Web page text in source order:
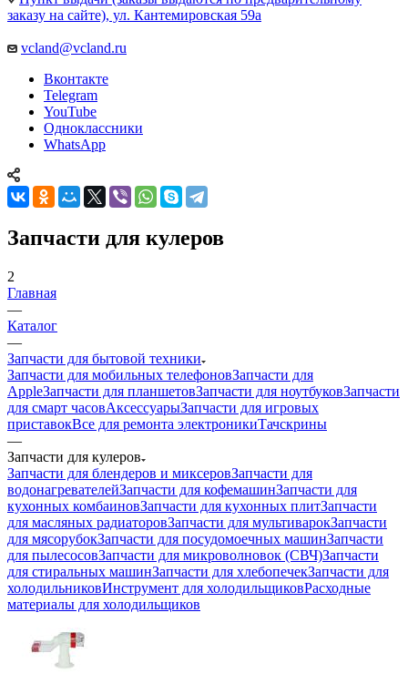
Вконтакте
Telegram
YouTube
Одноклассники
WhatsApp
Запчасти для кулеров
2
—
—
Запчасти для бытовой техники
AppleЗапчасти для планшетов
приставокВсе для ремонта электроники
—
Запчасти для кулеров
Запчасти для блендеров и миксеровЗапчасти для
водонагревателей Запчасти для кофемашинЗапчасти для
кухонных комбаинов
Запчасти для кухонных плит
для масляных радиаторов
для мясорубокЗапчасти для посудомоечных машин
для пылесосовЗапчасти для микроволновок (СВЧ)Запчасти
для стиральных машинЗапчасти для хлебопечекЗапчасти для
холодильниковИнструмент для холодильщиковРасходные
материалы для холодильщиков
Подборки